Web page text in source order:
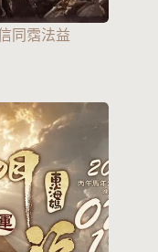
同霑法益